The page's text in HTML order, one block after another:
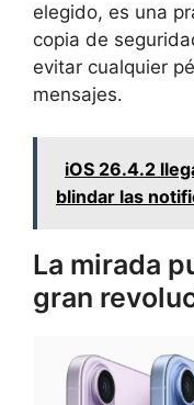
elegido, es una
copia de
evitar cualquier
mensajes.
iOS 26.4.2
blindar las
La mirada
gran